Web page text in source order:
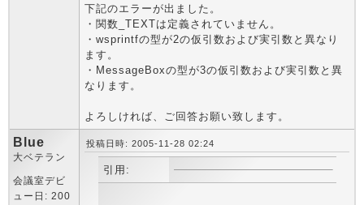
下記のエラーが出ました。
・関数_TEXTは定義されていません。
・wsprintfの型が2の仮引数および実引数と異なり
ます。
・MessageBoxの型が3の仮引数および実引数と異
なります。
よろしければ、ご回答お願い致します。
Blue
大ベテラン
会議室デビ
ュー日: 200
投稿日時: 2005-11-28 02:24
引用: